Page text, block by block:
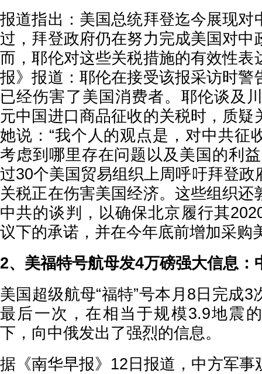
报道指出：美国总统拜登迄今展现对
过，拜登政府仍在努力完成美国对中
而，耶伦对这些关税措施的有效性表
报》报道：耶伦在接受该报采访时警
已经伤害了美国消费者。耶伦谈及
元中国进口商品征收的关税时，质疑
她说：“我个人的观点是，对中共征
考虑到哪里存在问题以及美国的利
过30个美国贸易组织上周呼吁拜登政
关税正在伤害美国经济。这些组织还
中共的谈判，以确保北京履行其
议下的承诺，并在今年底前增加采购
2、美福特号航母发4万磅强大信息：
美国超级航母“福特”号本月8日完成
最后一次，在相当于规模3.9地震
下，向中俄发出了强烈的信息。
据《南华早报》12日报道，中方军事